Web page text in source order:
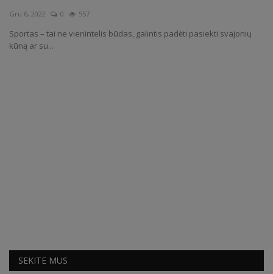
Gru 6, 2022 0 557
Sportas – tai ne vienintelis būdas, galintis padėti pasiekti svajonių
kūną ar su...
SEKITE MUS